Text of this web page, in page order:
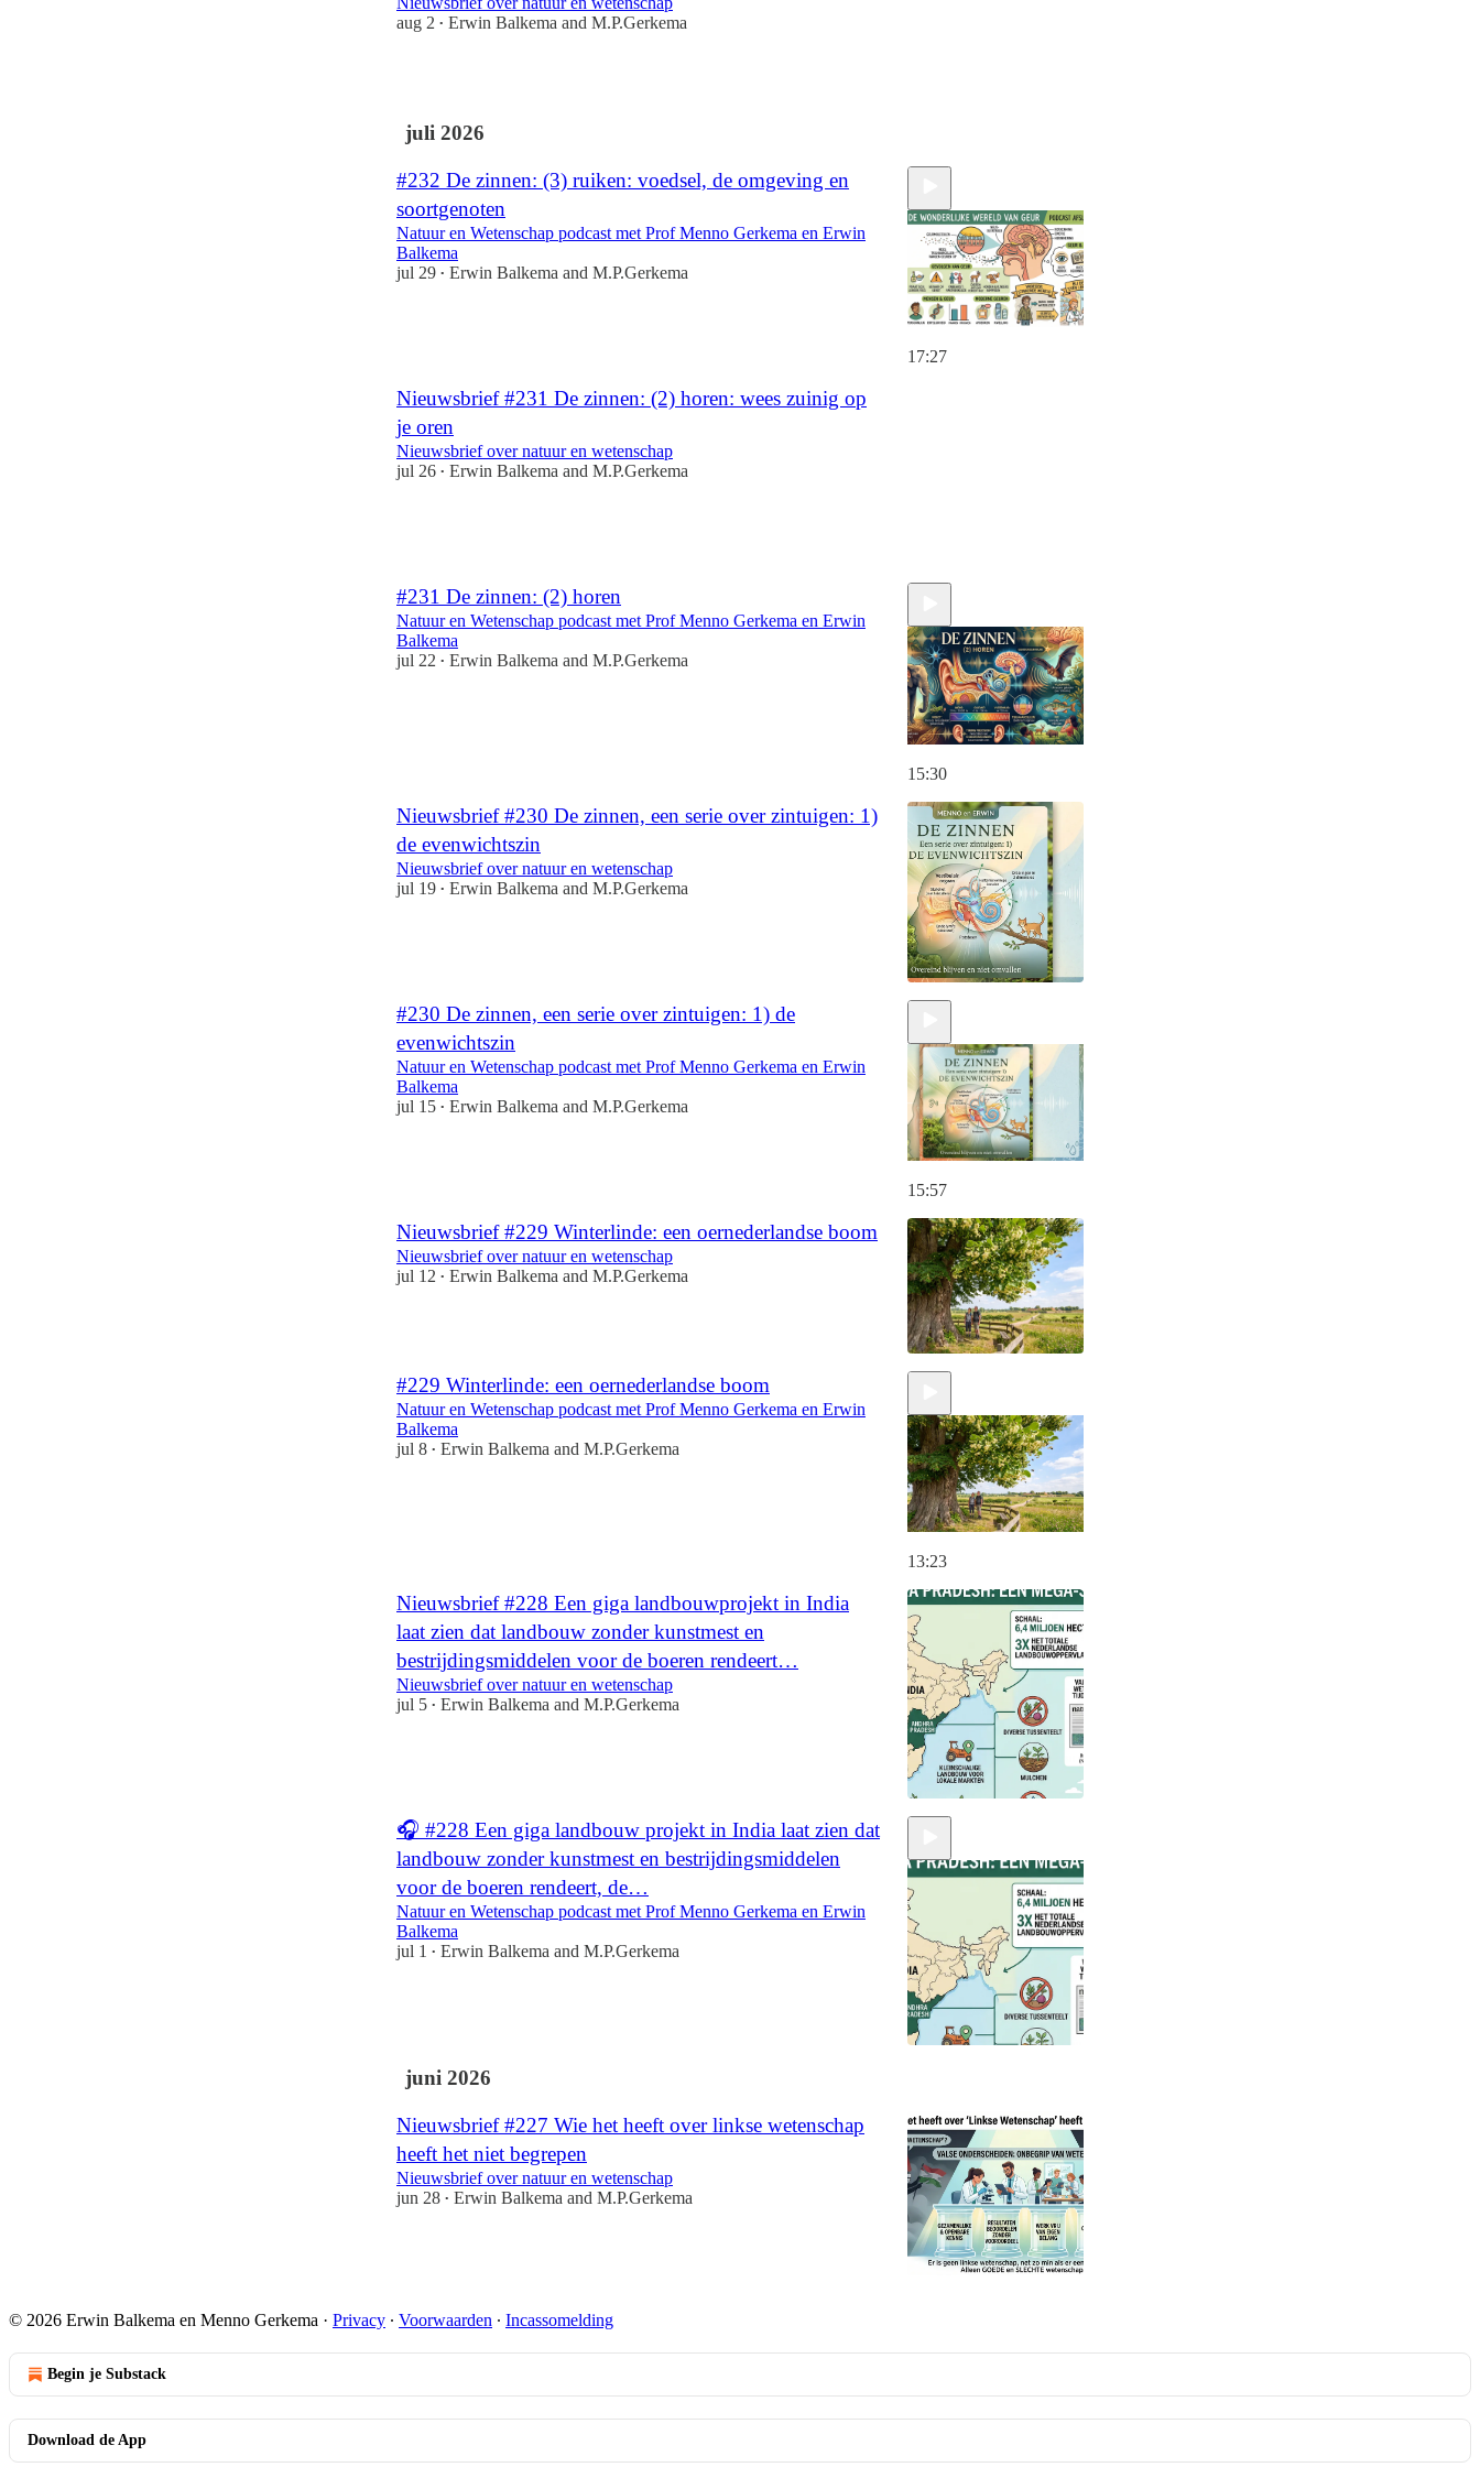
aug 2 • Erwin Balkema and M.P.Gerkema
juli 2026
#232 De zinnen: (3) ruiken: voedsel, de omgeving en
soortgenoten
Natuur en Wetenschap podcast met Prof Menno Gerkema en Erwin
Balkema
jul 29 • Erwin Balkema and M.P.Gerkema
17:27
Nieuwsbrief #231 De zinnen: (2) horen: wees zuinig op
je oren
Nieuwsbrief over natuur en wetenschap
jul 26 • Erwin Balkema and M.P.Gerkema
#231 De zinnen: (2) horen
Natuur en Wetenschap podcast met Prof Menno Gerkema en Erwin
Balkema
jul 22 • Erwin Balkema and M.P.Gerkema
15:30
Nieuwsbrief #230 De zinnen, een serie over zintuigen: 1)
de evenwichtszin
Nieuwsbrief over natuur en wetenschap
jul 19 • Erwin Balkema and M.P.Gerkema
#230 De zinnen, een serie over zintuigen: 1) de
evenwichtszin
Natuur en Wetenschap podcast met Prof Menno Gerkema en Erwin
Balkema
jul 15 • Erwin Balkema and M.P.Gerkema
15:57
Nieuwsbrief #229 Winterlinde: een oernederlandse boom
Nieuwsbrief over natuur en wetenschap
jul 12 • Erwin Balkema and M.P.Gerkema
#229 Winterlinde: een oernederlandse boom
Natuur en Wetenschap podcast met Prof Menno Gerkema en Erwin
Balkema
jul 8 • Erwin Balkema and M.P.Gerkema
13:23
Nieuwsbrief #228 Een giga landbouwprojekt in India
laat zien dat landbouw zonder kunstmest en
bestrijdingsmiddelen voor de boeren rendeert…
Nieuwsbrief over natuur en wetenschap
jul 5 • Erwin Balkema and M.P.Gerkema
🎧 #228 Een giga landbouw projekt in India laat zien dat
landbouw zonder kunstmest en bestrijdingsmiddelen
voor de boeren rendeert, de…
Natuur en Wetenschap podcast met Prof Menno Gerkema en Erwin
Balkema
jul 1 • Erwin Balkema and M.P.Gerkema
13:55
juni 2026
Nieuwsbrief #227 Wie het heeft over linkse wetenschap
heeft het niet begrepen
Nieuwsbrief over natuur en wetenschap
jun 28 • Erwin Balkema and M.P.Gerkema
© 2026 Erwin Balkema en Menno Gerkema · Privacy ∙ Voorwaarden ∙ Incassomelding
Begin je Substack
Download de App